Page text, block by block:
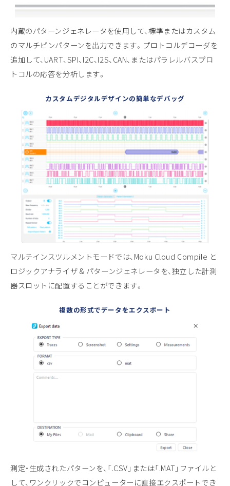
内蔵のパターンジェネレータを使用して、標準またはカスタム
のマルチピンパターンを出力できます。プロトコルデコーダを
追加して、UART、SPI、I2C、I2S、CAN、またはパラレルバスプロ
トコルの応答を分析します。
カスタムデジタルデザインの簡単なデバッグ
マルチインスツルメントモードでは、Moku Cloud Compile と
ロジックアナライザ & パターンジェネレータを、独立した計測
器スロットに配置することができます。
複数の形式でデータをエクスポート
測定・生成されたパターンを、「.CSV」または「.MAT」ファイルと
して、ワンクリックでコンピューターに直接エクスポートでき